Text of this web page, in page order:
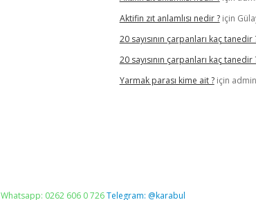
Aktifin zıt anlamlısı nedir ?için
20 sayısının çarpanları kaç tanedir
20 sayısının çarpanları kaç tanedir
Yarmak parası kime ait ?için admin
Whatsapp: 0262 606 0 726Telegram: @karabul